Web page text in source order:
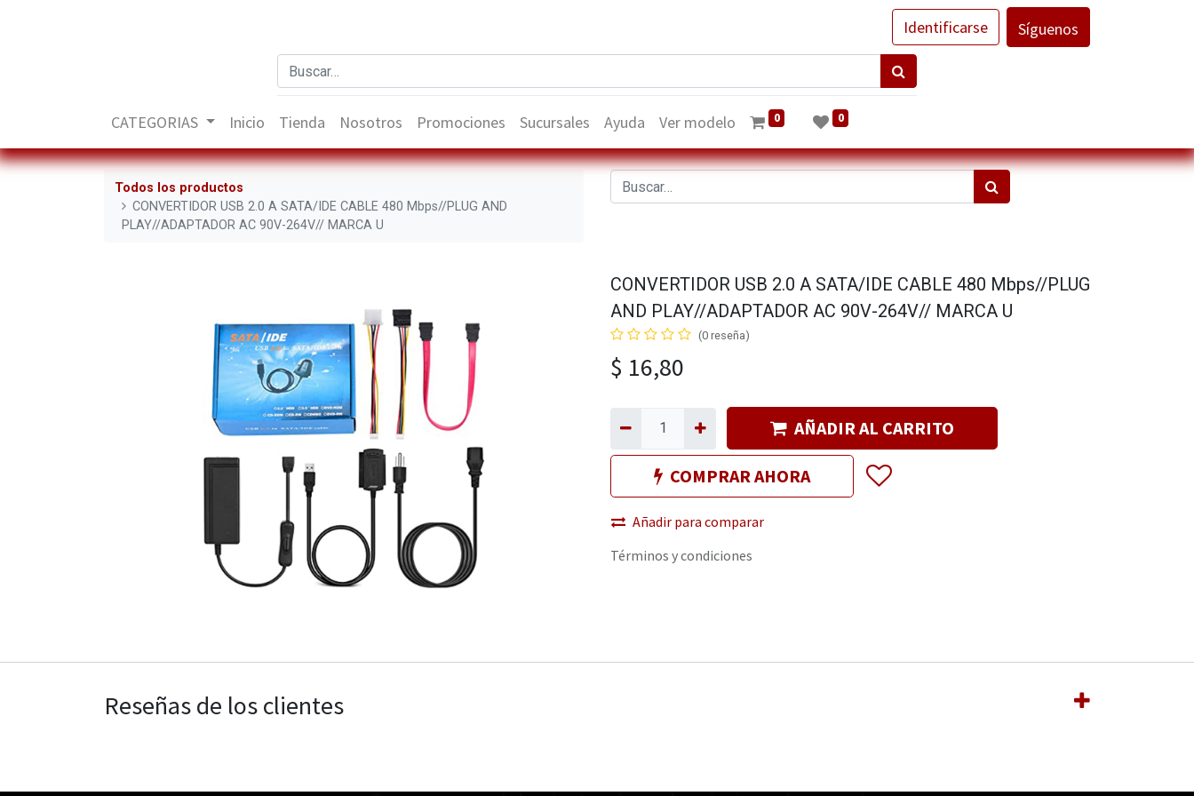
Identificarse Síguenos
CATEGORIAS Inicio Tienda Nosotros Promociones Sucursales Ayuda Ver modelo 0 0
Todos los productos
CONVERTIDOR USB 2.0 A SATA/IDE CABLE 480 Mbps//PLUG AND
PLAY//ADAPTADOR AC 90V-264V// MARCA U
CONVERTIDOR USB 2.0 A SATA/IDE CABLE 480 Mbps//PLUG
AND PLAY//ADAPTADOR AC 90V-264V// MARCA U
(0 reseña)
$ 16,80
AÑADIR AL CARRITO
COMPRAR AHORA
Añadir para comparar
Términos y condiciones
Reseñas de los clientes